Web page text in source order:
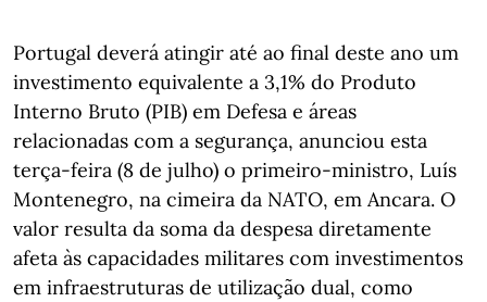
Portugal deverá atingir até ao final deste ano um
investimento equivalente a 3,1% do Produto
Interno Bruto (PIB) em Defesa e áreas
relacionadas com a segurança, anunciou esta
terça-feira (8 de julho) o primeiro-ministro, Luís
Montenegro, na cimeira da NATO, em Ancara. O
valor resulta da soma da despesa diretamente
afeta às capacidades militares com investimentos
em infraestruturas de utilização dual, como